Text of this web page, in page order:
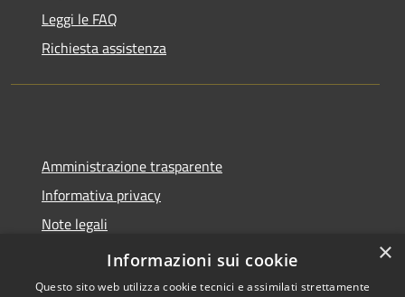
Leggi le FAQ
Richiesta assistenza
Amministrazione trasparente
Informativa privacy
Note legali
Dichiarazione di accessibilità
×
Informazioni sui cookie
Questo sito web utilizza cookie tecnici e assimilati strettamente